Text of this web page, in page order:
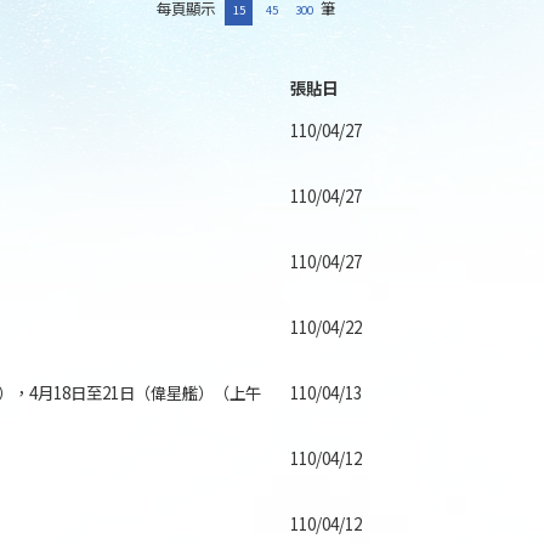
每頁顯示 15 45 300 筆
張貼日
110/04/27
110/04/27
110/04/27
110/04/22
，4月18日至21日（偉星艦）（上午 110/04/13
110/04/12
110/04/12